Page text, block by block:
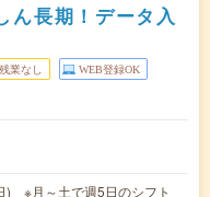
ん長期！データ入
残業なし WEB登録OK
) ※月～土で週5日のシフト